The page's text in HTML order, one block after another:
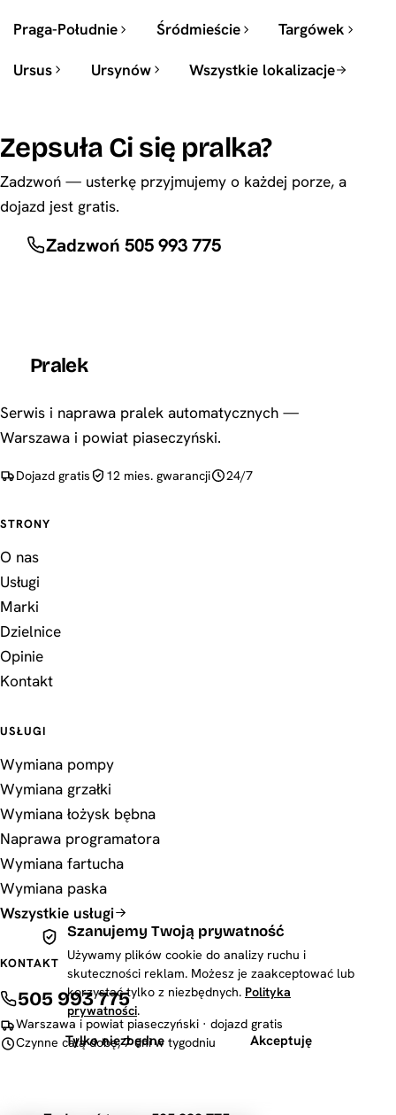
Praga-Południe Śródmieście Targówek
Ursus Ursynów Wszystkie lokalizacje
Zepsuła Ci się pralka?
Zadzwoń — usterkę przyjmujemy o każdej porze, a
dojazd jest gratis.
Zadzwoń 505 993 775
Pralek
Serwis i naprawa pralek automatycznych —
Warszawa i powiat piaseczyński.
Dojazd gratis 12 mies. gwarancji 24/7
STRONY
O nas
Usługi
Marki
Dzielnice
Opinie
Kontakt
USŁUGI
Wymiana pompy
Wymiana grzałki
Wymiana łożysk bębna
Naprawa programatora
Wymiana fartucha
Wymiana paska
Wszystkie usługi
KONTAKT
505 993 775
Warszawa i powiat piaseczyński · dojazd gratis
Czynne całą dobę, 7 dni w tygodniu
Szanujemy Twoją prywatność
Używamy plików cookie do analizy ruchu i
skuteczności reklam. Możesz je zaakceptować lub
korzystać tylko z niezbędnych. Polityka
prywatności.
Tylko niezbędne Akceptuję